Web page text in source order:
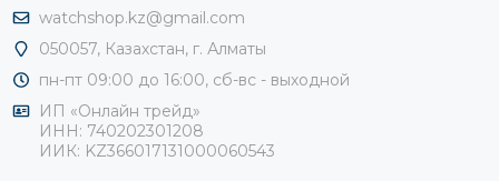
watchshop.kz@gmail.com
050057, Казахстан, г. Алматы
пн-пт 09:00 до 16:00, сб-вс - выходной
ИП «Онлайн трейд»
ИНН: 740202301208
ИИК: KZ366017131000060543